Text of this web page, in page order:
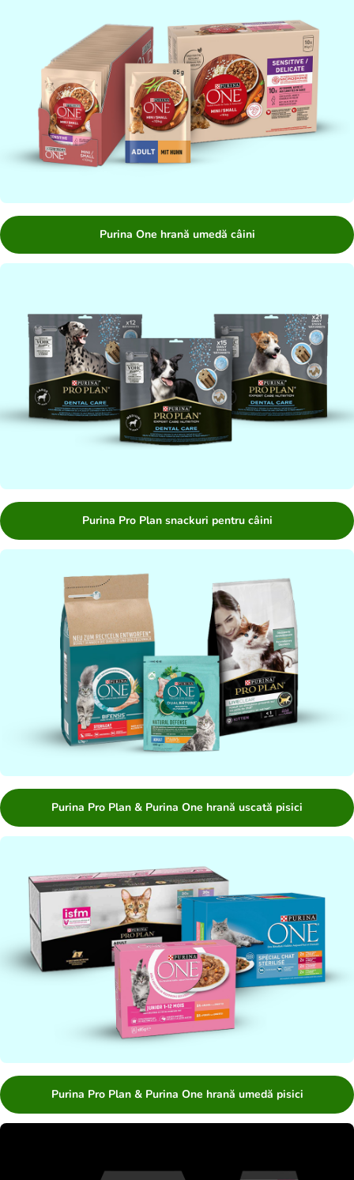
Purina One hrană umedă câini
Purina Pro Plan snackuri pentru câini
Purina Pro Plan & Purina One hrană uscată pisici
Purina Pro Plan & Purina One hrană umedă pisici